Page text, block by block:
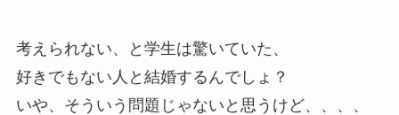
考えられない、と学生は驚いていた、
好きでもない人と結婚するんでしょ？
いや、そういう問題じゃないと思うけど、、、、